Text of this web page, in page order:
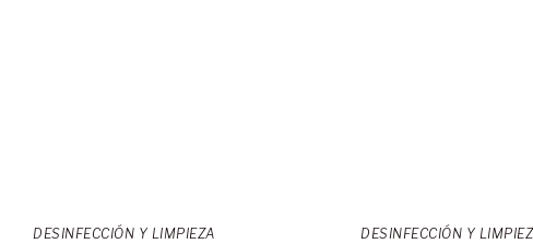
DESINFECCIÓN Y LIMPIEZA DESINFECCIÓN Y